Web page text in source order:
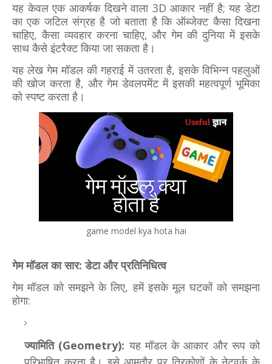
यह केवल एक आकर्षक दिखने वाला 3D आकार नहीं है; यह डेटा
का एक जटिल संग्रह है जो बताता है कि ऑब्जेक्ट कैसा दिखना
चाहिए, कैसा व्यवहार करना चाहिए, और गेम की दुनिया में इसके
साथ कैसे इंटरैक्ट किया जा सकता है।
यह लेख गेम मॉडल की गहराई में उतरता है, इसके विभिन्न पहलुओं
की खोज करता है, और गेम डेवलपमेंट में इसकी महत्वपूर्ण भूमिका
को स्पष्ट करता है।
game model kya hota hai
गेम मॉडल का सार: डेटा और प्रतिनिधित्व
गेम मॉडल को समझने के लिए, हमें इसके मूल घटकों को समझना
होगा:
ज्यामिति (Geometry): यह मॉडल के आकार और रूप को